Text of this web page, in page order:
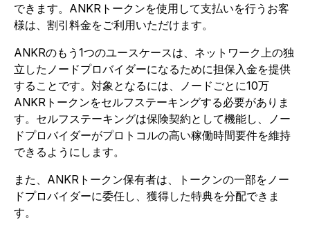
できます。ANKRトークンを使用して支払いを行うお客
様は、割引料金をご利用いただけます。
ANKRのもう1つのユースケースは、ネットワーク上の独
立したノードプロバイダーになるために担保入金を提供
することです。対象となるには、ノードごとに10万
ANKRトークンをセルフステーキングする必要がありま
す。セルフステーキングは保険契約として機能し、ノー
ドプロバイダーがプロトコルの高い稼働時間要件を維持
できるようにします。
また、ANKRトークン保有者は、トークンの一部をノー
ドプロバイダーに委任し、獲得した特典を分配できま
す。